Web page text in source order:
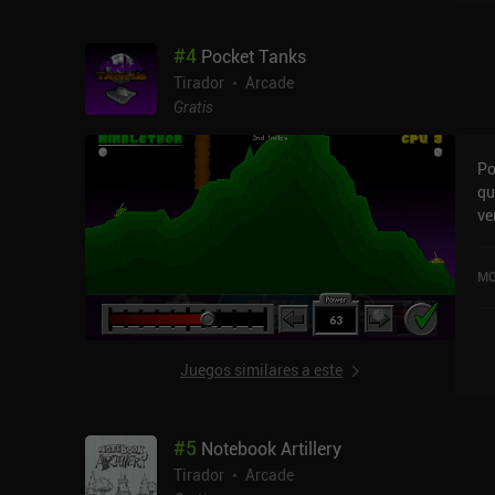
#4 Pocket Tanks
Tirador
Arcade
Gratis
Juegos similares a este
#5 Notebook Artillery
Tirador
Arcade